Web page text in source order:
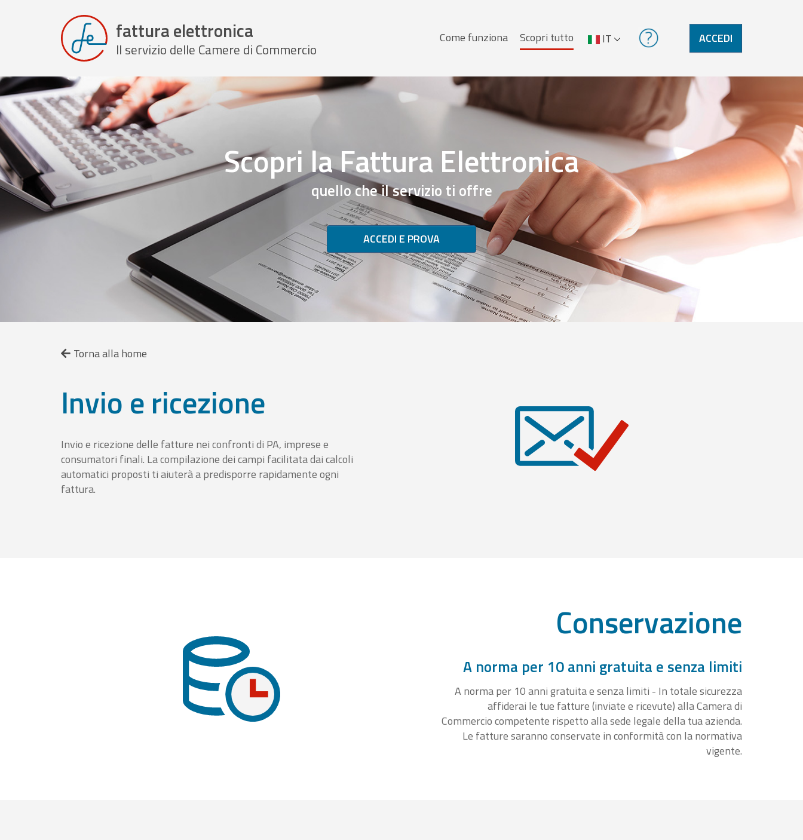
fattura elettronica
Il servizio delle Camere di Commercio Menu
principale
Come funziona Scopri tutto IT ACCEDI
Scopri la Fattura Elettronica
quello che il servizio ti offre
ACCEDI E PROVA
Torna alla home
Invio e ricezione
Invio e ricezione delle fatture nei confronti di PA, imprese e
consumatori finali. La compilazione dei campi facilitata dai calcoli
automatici proposti ti aiuterà a predisporre rapidamente ogni
fattura.
Conservazione
A norma per 10 anni gratuita e senza limiti
A norma per 10 anni gratuita e senza limiti - In totale sicurezza
affiderai le tue fatture (inviate e ricevute) alla Camera di
Commercio competente rispetto alla sede legale della tua azienda.
Le fatture saranno conservate in conformità con la normativa
vigente.